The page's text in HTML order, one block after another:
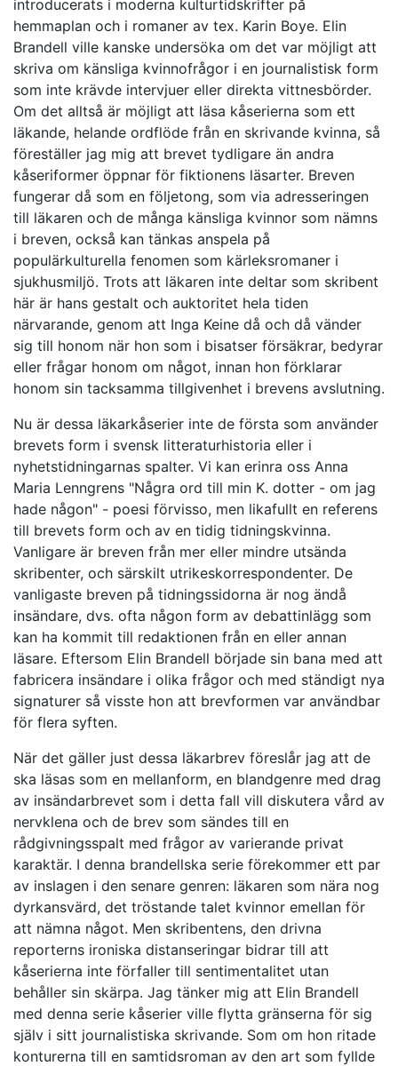
introducerats i moderna kulturtidskrifter på
hemmaplan och i romaner av tex. Karin Boye. Elin
Brandell ville kanske undersöka om det var möjligt att
skriva om känsliga kvinnofrågor i en journalistisk form
som inte krävde intervjuer eller direkta vittnesbörder.
Om det alltså är möjligt att läsa kåserierna som ett
läkande, helande ordflöde från en skrivande kvinna, så
föreställer jag mig att brevet tydligare än andra
kåseriformer öppnar för fiktionens läsarter. Breven
fungerar då som en följetong, som via adresseringen
till läkaren och de många känsliga kvinnor som nämns
i breven, också kan tänkas anspela på
populärkulturella fenomen som kärleksromaner i
sjukhusmiljö. Trots att läkaren inte deltar som skribent
här är hans gestalt och auktoritet hela tiden
närvarande, genom att Inga Keine då och då vänder
sig till honom när hon som i bisatser försäkrar, bedyrar
eller frågar honom om något, innan hon förklarar
honom sin tacksamma tillgivenhet i brevens avslutning.
Nu är dessa läkarkåserier inte de första som använder
brevets form i svensk litteraturhistoria eller i
nyhetstidningarnas spalter. Vi kan erinra oss Anna
Maria Lenngrens "Några ord till min K. dotter - om jag
hade någon" - poesi förvisso, men likafullt en referens
till brevets form och av en tidig tidningskvinna.
Vanligare är breven från mer eller mindre utsända
skribenter, och särskilt utrikeskorrespondenter. De
vanligaste breven på tidningssidorna är nog ändå
insändare, dvs. ofta någon form av debattinlägg som
kan ha kommit till redaktionen från en eller annan
läsare. Eftersom Elin Brandell började sin bana med att
fabricera insändare i olika frågor och med ständigt nya
signaturer så visste hon att brevformen var användbar
för flera syften.
När det gäller just dessa läkarbrev föreslår jag att de
ska läsas som en mellanform, en blandgenre med drag
av insändarbrevet som i detta fall vill diskutera vård av
nervklena och de brev som sändes till en
rådgivningsspalt med frågor av varierande privat
karaktär. I denna brandellska serie förekommer ett par
av inslagen i den senare genren: läkaren som nära nog
dyrkansvärd, det tröstande talet kvinnor emellan för
att nämna något. Men skribentens, den drivna
reporterns ironiska distanseringar bidrar till att
kåserierna inte förfaller till sentimentalitet utan
behåller sin skärpa. Jag tänker mig att Elin Brandell
med denna serie kåserier ville flytta gränserna för sig
själv i sitt journalistiska skrivande. Som om hon ritade
konturerna till en samtidsroman av den art som fyllde